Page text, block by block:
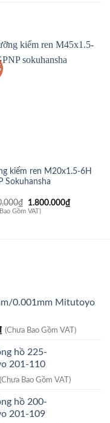
kiểm ren M20x1.5-6H
Sokuhansha
₫
Giá
gốc
1.800.000₫Giá
hiện
Gồm VAT)
0.001mm Mitutoyo
Giá
tại
là:
9.930.000₫.
(Chưa Bao Gồm VAT)
hồ 225-
201-110
(Chưa Bao Gồm VAT)
hồ 200-
201-109